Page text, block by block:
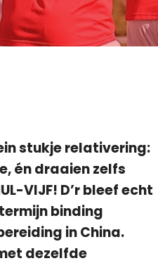
stukje relativering:
én draaien zelfs
VIJF! D’r bleef echt
binding
in China.
dezelfde